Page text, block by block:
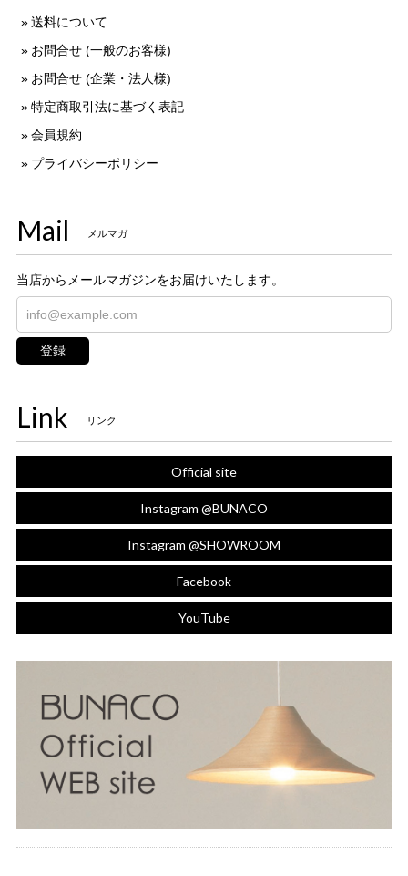
送料について
お問合せ (一般のお客様)
お問合せ (企業・法人様)
特定商取引法に基づく表記
会員規約
プライバシーポリシー
Mail メルマガ
当店からメールマガジンをお届けいたします。
登録
Link リンク
Official site
Instagram @BUNACO
Instagram @SHOWROOM
Facebook
YouTube